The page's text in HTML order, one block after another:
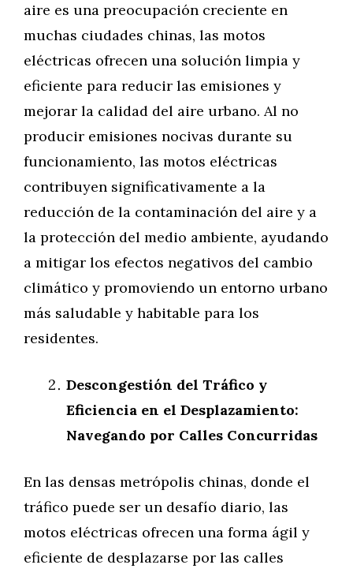
aire es una preocupación creciente en
muchas ciudades chinas, las motos
eléctricas ofrecen una solución limpia y
eficiente para reducir las emisiones y
mejorar la calidad del aire urbano. Al no
producir emisiones nocivas durante su
funcionamiento, las motos eléctricas
contribuyen significativamente a la
reducción de la contaminación del aire y a
la protección del medio ambiente, ayudando
a mitigar los efectos negativos del cambio
climático y promoviendo un entorno urbano
más saludable y habitable para los
residentes.
Descongestión del Tráfico y
Eficiencia en el Desplazamiento:
Navegando por Calles Concurridas
En las densas metrópolis chinas, donde el
tráfico puede ser un desafío diario, las
motos eléctricas ofrecen una forma ágil y
eficiente de desplazarse por las calles